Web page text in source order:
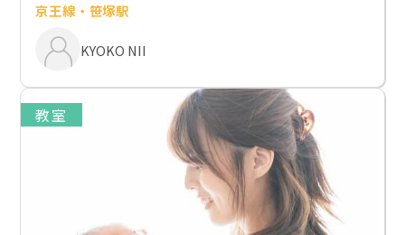
京王線・笹塚駅
KYOKO NII
教室